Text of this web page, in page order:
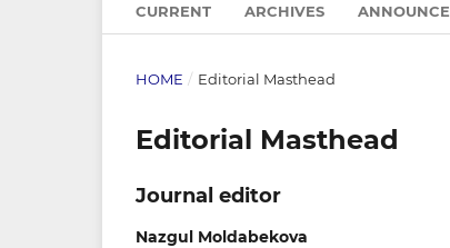
CURRENT ARCHIVES
HOME / Editorial Masthead
Editorial Masthead
Journal editor
Nazgul Moldabekova